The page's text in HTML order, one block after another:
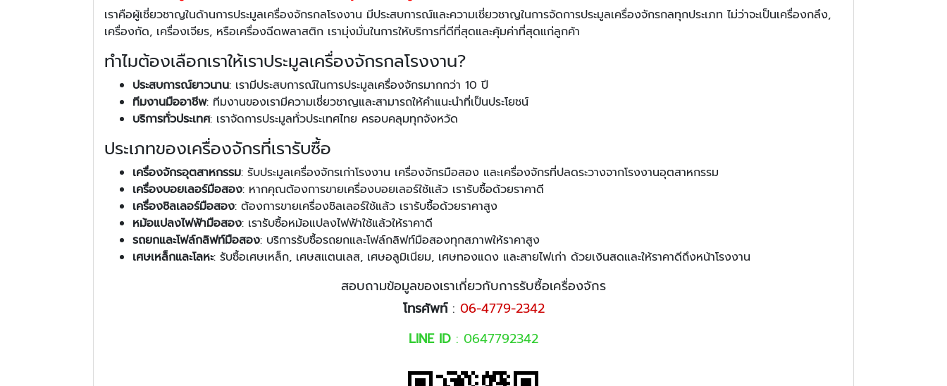
เราคือผู้เชี่ยวชาญในด้านการประมูลเครื่องจักรกลโรงงาน มีประสบการณ์และความเชี่ยวชาญในการจัดการประมูลเครื่องจักรกลทุกประเภท ไม่ว่าจะเป็นเครื่องกลึง,
เครื่องกัด, เครื่องเจียร, หรือเครื่องฉีดพลาสติก เรามุ่งมั่นในการให้บริการที่ดีที่สุดและคุ้มค่าที่สุดแก่ลูกค้า
ทำไมต้องเลือกเราให้เราประมูลเครื่องจักรกลโรงงาน?
ประสบการณ์ยาวนาน: เรามีประสบการณ์ในการประมูลเครื่องจักรมากกว่า 10 ปี
ทีมงานมืออาชีพ: ทีมงานของเรามีความเชี่ยวชาญและสามารถให้คำแนะนำที่เป็นประโยชน์
บริการทั่วประเทศ: เราจัดการประมูลทั่วประเทศไทย ครอบคลุมทุกจังหวัด
ประเภทของเครื่องจักรที่เรารับซื้อ
เครื่องจักรอุตสาหกรรม: รับประมูลเครื่องจักรเก่าโรงงาน เครื่องจักรมือสอง และเครื่องจักรที่ปลดระวางจากโรงงานอุตสาหกรรม
เครื่องบอยเลอร์มือสอง: หากคุณต้องการขายเครื่องบอยเลอร์ใช้แล้ว เรารับซื้อด้วยราคาดี
เครื่องชิลเลอร์มือสอง: ต้องการขายเครื่องชิลเลอร์ใช้แล้ว เรารับซื้อด้วยราคาสูง
หม้อแปลงไฟฟ้ามือสอง: เรารับซื้อหม้อแปลงไฟฟ้าใช้แล้วให้ราคาดี
รถยกและโฟล์กลิฟท์มือสอง: บริการรับซื้อรถยกและโฟล์กลิฟท์มือสองทุกสภาพให้ราคาสูง
เศษเหล็กและโลหะ: รับซื้อเศษเหล็ก, เศษสแตนเลส, เศษอลูมิเนียม, เศษทองแดง และสายไฟเก่า ด้วยเงินสดและให้ราคาดีถึงหน้าโรงงาน
สอบถามข้อมูลของเราเกี่ยวกับการรับซื้อเครื่องจักร
โทรศัพท์ : 06-4779-2342
LINE ID : 0647792342